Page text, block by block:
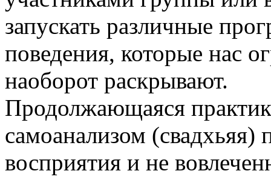
запускать различные
поведения, которые нас
наоборот раскрывают.
Продолжающаяся
самоанализом (свадхьяя)
восприятия и не